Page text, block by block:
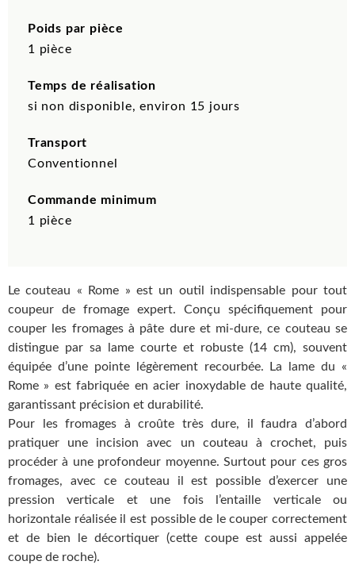
Le couteau « Rome » est un outil indispensable pour tout
coupeur de fromage expert. Conçu spécifiquement pour
couper les fromages à pâte dure et mi-dure, ce couteau se
distingue par sa lame courte et robuste (14 cm), souvent
équipée d’une pointe légèrement recourbée. La lame du «
Rome » est fabriquée en acier inoxydable de haute qualité,
garantissant précision et durabilité.
Pour les fromages à croûte très dure, il faudra d’abord
pratiquer une incision avec un couteau à crochet, puis
procéder à une profondeur moyenne. Surtout pour ces gros
fromages, avec ce couteau il est possible d’exercer une
pression verticale et une fois l’entaille verticale ou
horizontale réalisée il est possible de le couper correctement
et de bien le décortiquer (cette coupe est aussi appelée
coupe de roche).
Poids par pièce
1 pièce
Temps de réalisation
si non disponible, environ 15 jours
Transport
Conventionnel
Commande minimum
1 pièce